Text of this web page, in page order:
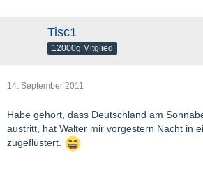
Tisc1
12000g Mitglied
14. September 2011
Habe gehört, dass Deutschland am
austritt, hat Walter mir vorgestern Nacht in
zugeflüstert.